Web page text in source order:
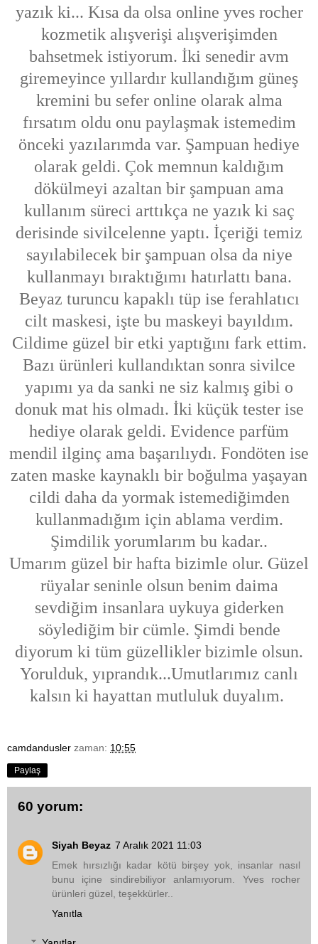
yazık ki... Kısa da olsa online yves rocher
kozmetik alışverişi alışverişimden
bahsetmek istiyorum. İki senedir avm
giremeyince yıllardır kullandığım güneş
kremini bu sefer online olarak alma
fırsatım oldu onu paylaşmak istemedim
önceki yazılarımda var. Şampuan hediye
olarak geldi. Çok memnun kaldığım
dökülmeyi azaltan bir şampuan ama
kullanım süreci arttıkça ne yazık ki saç
derisinde sivilcelenne yaptı. İçeriği temiz
sayılabilecek bir şampuan olsa da niye
kullanmayı bıraktığımı hatırlattı bana.
Beyaz turuncu kapaklı tüp ise ferahlatıcı
cilt maskesi, işte bu maskeyi bayıldım.
Cildime güzel bir etki yaptığını fark ettim.
Bazı ürünleri kullandıktan sonra sivilce
yapımı ya da sanki ne siz kalmış gibi o
donuk mat his olmadı. İki küçük tester ise
hediye olarak geldi. Evidence parfüm
mendil ilginç ama başarılıydı. Fondöten ise
zaten maske kaynaklı bir boğulma yaşayan
cildi daha da yormak istemediğimden
kullanmadığım için ablama verdim.
Şimdilik yorumlarım bu kadar..
Umarım güzel bir hafta bizimle olur. Güzel
rüyalar seninle olsun benim daima
sevdiğim insanlara uykuya giderken
söylediğim bir cümle. Şimdi bende
diyorum ki tüm güzellikler bizimle olsun.
Yorulduk, yıprandık...Umutlarımız canlı
kalsın ki hayattan mutluluk duyalım.
camdandusler zaman: 10:55
Paylaş
60 yorum:
Siyah Beyaz 7 Aralık 2021 11:03
Emek hırsızlığı kadar kötü birşey yok, insanlar nasıl
bunu içine sindirebiliyor anlamıyorum. Yves rocher
ürünleri güzel, teşekkürler..
Yanıtla